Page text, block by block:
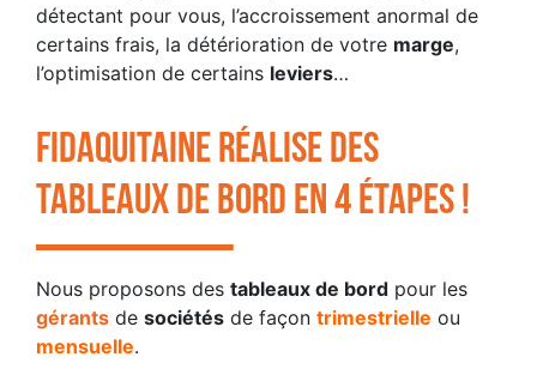
détectant pour vous, l’accroissement anormal de
certains frais, la détérioration de votre marge,
l’optimisation de certains leviers…
FIDAQUITAINE RÉALISE DES
TABLEAUX DE BORD EN 4 ÉTAPES !
Nous proposons des tableaux de bord pour les
gérants de sociétés de façon trimestrielle ou
mensuelle.